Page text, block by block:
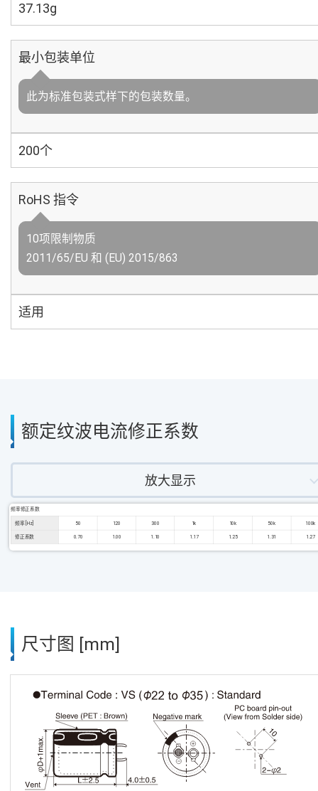
37.13g
最小包装单位
此为标准包装式样下的包装数量。
200个
RoHS 指令
10项限制物质
2011/65/EU 和 (EU) 2015/863
适用
额定纹波电流修正系数
放大显示
频率修正系数
频率 [Hz] 50 120 300 1k 10k 50k 100k
修正系数 0.70 1.00 1.10 1.17 1.25 1.31 1.27
尺寸图 [mm]